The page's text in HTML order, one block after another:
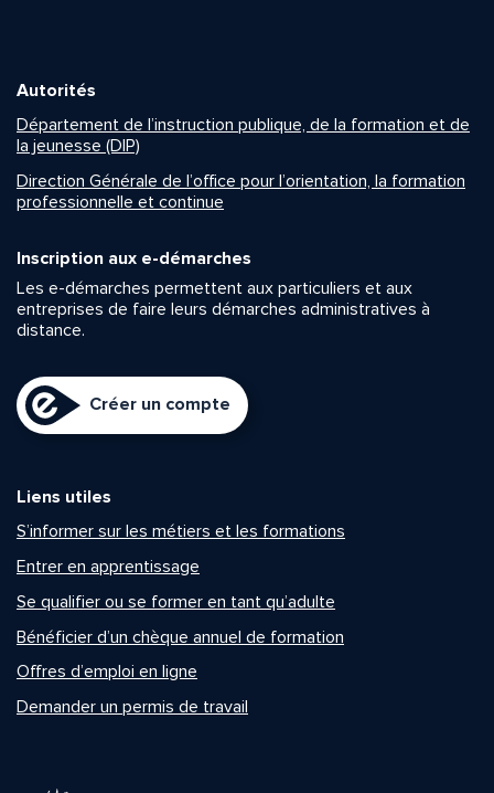
Autorités
Département de l’instruction publique, de la formation et de
la jeunesse (DIP)
Direction Générale de l’office pour l’orientation, la formation
professionnelle et continue
Inscription aux e-démarches
Les e-démarches permettent aux particuliers et aux
entreprises de faire leurs démarches administratives à
distance.
Créer un compte
Liens utiles
S’informer sur les métiers et les formations
Entrer en apprentissage
Se qualifier ou se former en tant qu’adulte
Bénéficier d’un chèque annuel de formation
Offres d’emploi en ligne
Demander un permis de travail